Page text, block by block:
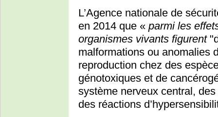
L’Agence nationale de
en 2014 que « parmi les
organismes vivants figurent
malformations ou anomalies
reproduction chez des
génotoxiques et de
système nerveux central,
des réactions